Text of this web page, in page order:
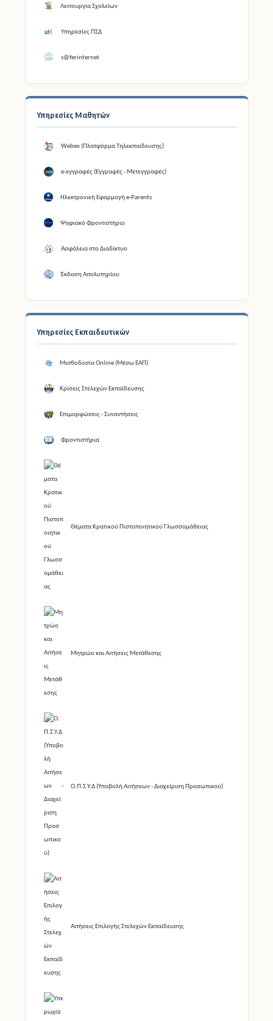
Λειτουργία Σχολείων
Υπηρεσίες ΠΣΔ
s@ferinternet
Υπηρεσίες Μαθητών
Webex (Πλατφόρμα Τηλεκπαίδευσης)
e-εγγραφές (Εγγραφές - Μετεγγραφές)
Ηλεκτρονική Εφαρμογή e-Parents
Ψηφιακό Φροντιστήριο
Ασφάλεια στο Διαδίκτυο
Έκδοση Απολυτηρίου
Υπηρεσίες Εκπαιδευτικών
Μισθοδοσία Online (Μέσω ΕΑΠ)
Κρίσεις Στελεχών Εκπαίδευσης
Επιμορφώσεις - Συναντήσεις
Φροντιστήρια
Θέματα Κρατικού Πιστοποιητικού Γλωσσομάθειας
Μητρώο και Αιτήσεις Μετάθεσης
Ο.Π.Σ.Υ.Δ (Υποβολή Αιτήσεων - Διαχείριση Προσωπικού)
Αιτήσεις Επιλογής Στελεχών Εκπαίδευσης